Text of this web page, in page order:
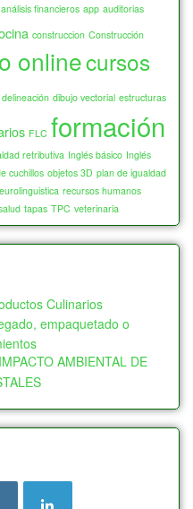
análisis financieros app auditorias
construccion Construcción
onlinecursos
delineación dibujo vectorial estructuras
FLC formación
retributiva Inglés básico Inglés
cuchillos objetos 3D plan de igualdad
recursos humanos
tapas TPC veterinaria
Culinarios
empaquetado o
AMBIENTAL DE